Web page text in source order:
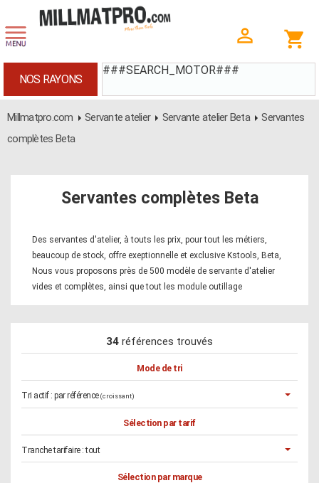
###SEARCH_MOTOR###
NOS RAYONS
Millmatpro.com Servante atelier Servante atelier Beta
Servantes
complètes Beta
Servantes complètes Beta
Des servantes d'atelier, à touts les prix, pour tout les métiers,
beaucoup de stock, offre exeptionnelle et exclusive Kstools, Beta,
Nous vous proposons près de 500 modèle de servante d'atelier
vides et complètes, ainsi que tout les module outillage
34 références trouvés
Mode de tri
Tri actif : par référence (croissant)
Sélection par tarif
Tranche tarifaire :tout
Sélection par marque